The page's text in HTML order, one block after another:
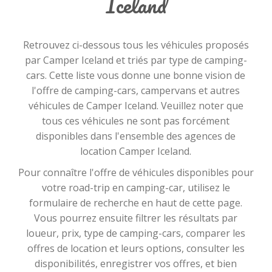
souscrire à des assurances supplémentaires pour
En choisissant Camper Iceland, vous faites le choix
de la qualité, de la liberté et de la découverte en
toute sérénité. Notre équipe dévouée est prête à
répondre à toutes vos questions et à vous aider à
planifier l'aventure de votre vie en Islande. Réservez
dès maintenant votre camping-car et préparez-
vous à vivre des moments inoubliables au cœur de
Camper Iceland est une société de location de
campervan en Islande qui offre une expérience
unique pour les voyageurs.
Toutefois, comme toute expérience client, il existe
des côtés positifs et négatifs à prendre en compte.
D'un côté, l'un des principaux avantages de Camper
Retrouvez ci-dessous tous les véhicules proposés
par Camper Iceland et triés par type de camping-
cars. Cette liste vous donne une bonne vision de
l'offre de camping-cars, campervans et autres
véhicules de Camper Iceland. Veuillez noter que
tous ces véhicules ne sont pas forcément
disponibles dans l'ensemble des agences de
location Camper Iceland.
Pour connaître l'offre de véhicules disponibles pour
votre road-trip en camping-car, utilisez le
formulaire de recherche en haut de cette page.
Vous pourrez ensuite filtrer les résultats par
loueur, prix, type de camping-cars, comparer les
offres de location et leurs options, consulter les
disponibilités, enregistrer vos offres, et bien